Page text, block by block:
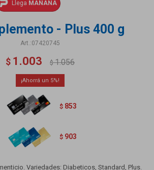
Llega MAÑANA
- Plus 400 g
07420745
$ 1.003 $ 1.056
5
$ 853
$ 903
Variedades: Diabeticos, Standard, Plus.